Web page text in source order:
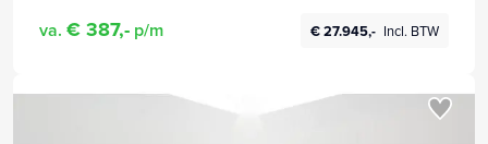
va. € 387,- p/m € 27.945,- Incl. BTW